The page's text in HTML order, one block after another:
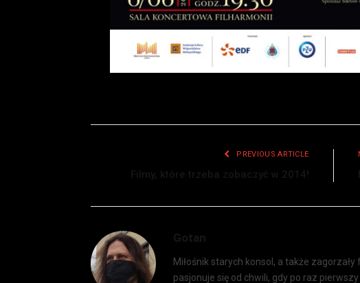
PREVIOUS ARTICLE
Miłośnik starych konsol, a także
pasjonuje się od chwili, gdy po raz